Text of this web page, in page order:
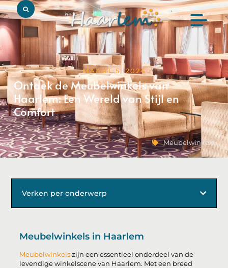
MAART 5, 2024
Ontdek de Meubelwinkels van
Haarlem: Een Wereld van Stijl en
Comfort
Meubelwinkels
Meubelwinkels in Haarlem
Meubelwinkels zijn een essentieel onderdeel van de
levendige winkelscene van Haarlem. Met een breed
Verken per onderwerp